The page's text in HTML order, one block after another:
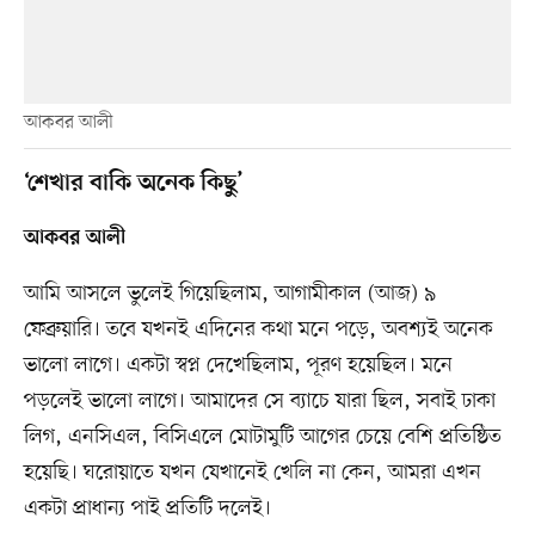
আকবর আলী
‘শেখার বাকি অনেক কিছু’
আকবর আলী
আমি আসলে ভুলেই গিয়েছিলাম, আগামীকাল (আজ) ৯
ফেব্রুয়ারি। তবে যখনই এদিনের কথা মনে পড়ে, অবশ্যই অনেক
ভালো লাগে। একটা স্বপ্ন দেখেছিলাম, পূরণ হয়েছিল। মনে
পড়লেই ভালো লাগে। আমাদের সে ব্যাচে যারা ছিল, সবাই ঢাকা
লিগ, এনসিএল, বিসিএলে মোটামুটি আগের চেয়ে বেশি প্রতিষ্ঠিত
হয়েছি। ঘরোয়াতে যখন যেখানেই খেলি না কেন, আমরা এখন
একটা প্রাধান্য পাই প্রতিটি দলেই।